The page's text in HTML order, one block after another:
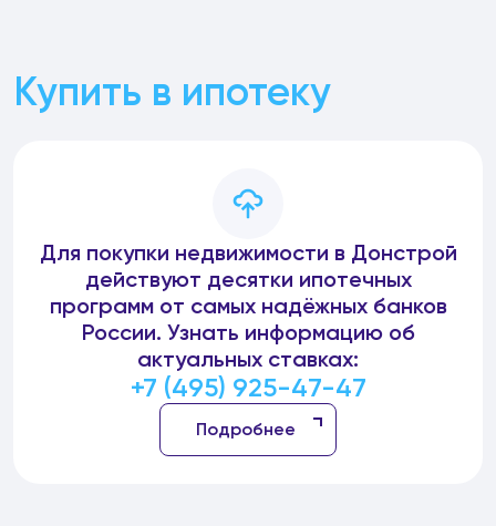
Купить в ипотеку
Для покупки недвижимости в Донстрой
действуют десятки ипотечных
программ от самых надёжных банков
России. Узнать информацию об
актуальных ставках:
+7 (495) 925-47-47
Подробнее